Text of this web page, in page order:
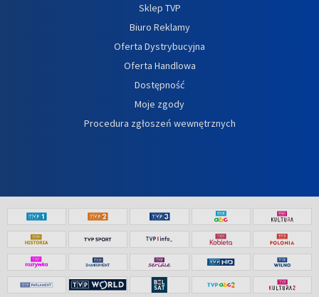
Sklep TVP
Biuro Reklamy
Oferta Dystrybucyjna
Oferta Handlowa
Dostępność
Moje zgody
Procedura zgłoszeń wewnętrznych